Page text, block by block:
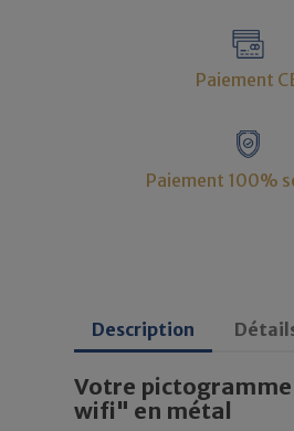
Paiement
Paiement 100%
Description
Votre
wifi" en métal